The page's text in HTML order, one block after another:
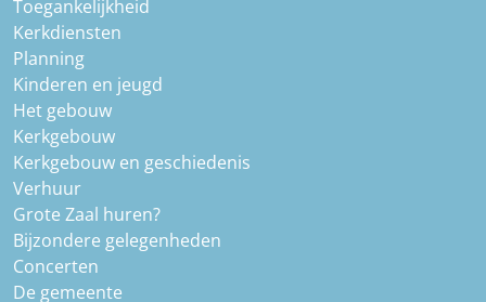
Toegankelijkheid
Kerkdiensten
Planning
Kinderen en jeugd
Het gebouw
Kerkgebouw
Kerkgebouw en geschiedenis
Verhuur
Grote Zaal huren?
Bijzondere gelegenheden
Concerten
De gemeente